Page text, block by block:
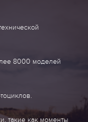
8000 моделей
такие как моменты